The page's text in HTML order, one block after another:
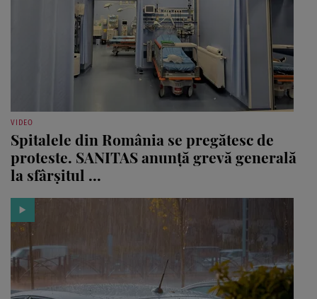
VIDEO
Spitalele din România se pregătesc de
proteste. SANITAS anunță grevă generală
la sfârșitul ...